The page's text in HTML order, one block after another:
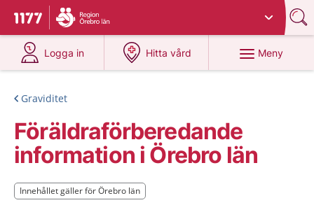
Till startsidan för 1177
Du har valt region
Logga in
på 1177.se
Hitta vård
på 1177.se
Meny
Graviditet
Föräldraförberedande
information i Örebro län
Innehållet gäller för Örebro län
Innehållet gäller för Örebro län